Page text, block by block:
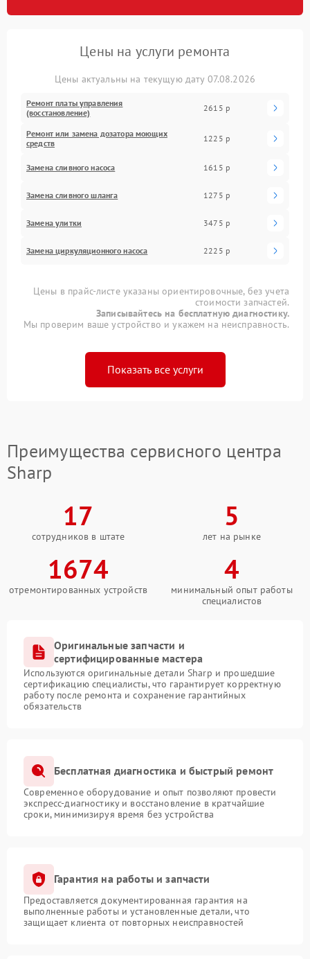
Цены на услуги ремонта
Цены актуальны на текущую дату 07.08.2026
Ремонт платы управления
(восстановление)
2615 р
Ремонт или замена дозатора моющих
средств
1225 р
Замена сливного насоса 1615 р
Замена сливного шланга 1275 р
Замена улитки 3475 р
Замена циркуляционного насоса 2225 р
Цены в прайс-листе указаны ориентировочные, без учета
стоимости запчастей.
Записывайтесь на бесплатную диагностику.
Мы проверим ваше устройство и укажем на неисправность.
Показать все услуги
Преимущества сервисного центра
Sharp
17
сотрудников в штате
5
лет на рынке
1674
отремонтированных устройств
4
минимальный опыт работы
специалистов
Оригинальные запчасти и
сертифицированные мастера
Используются оригинальные детали Sharp и прошедшие
сертификацию специалисты, что гарантирует корректную
работу после ремонта и сохранение гарантийных
обязательств
Бесплатная диагностика и быстрый ремонт
Современное оборудование и опыт позволяют провести
экспресс-диагностику и восстановление в кратчайшие
сроки, минимизируя время без устройства
Гарантия на работы и запчасти
Предоставляется документированная гарантия на
выполненные работы и установленные детали, что
защищает клиента от повторных неисправностей